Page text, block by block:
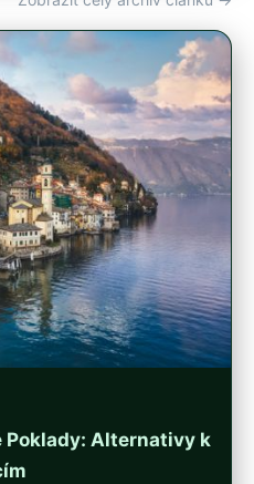
Poklady: Alternativy k